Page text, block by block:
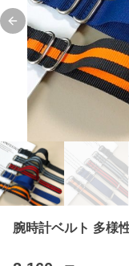
Previous slide
腕時計ベルト 多様